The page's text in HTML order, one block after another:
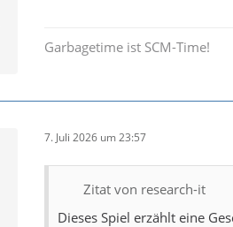
Garbagetime ist SCM-Time!
7. Juli 2026 um 23:57
Zitat von research-it
Dieses Spiel erzählt eine